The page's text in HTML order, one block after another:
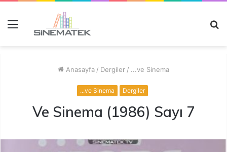
Menü
Anasayfa / Dergiler / ...ve Sinema
...ve Sinema Dergiler
Ve Sinema (1986) Sayı 7